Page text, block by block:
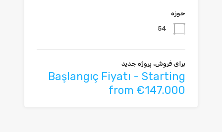
حوزه
54
برای فروش، پروژه جدید
Başlangıç Fiyatı - Starting
from €147.000